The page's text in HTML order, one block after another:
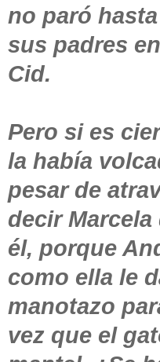
no paró
sus padres
Cid.
Pero si es
la había
pesar de
decir
él, porque
como ella le
manotazo
vez que el